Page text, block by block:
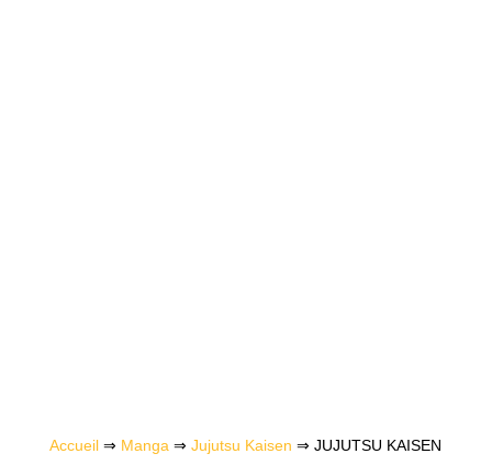
Accueil⇒ Manga⇒ Jujutsu Kaisen ⇒ JUJUTSU KAISEN